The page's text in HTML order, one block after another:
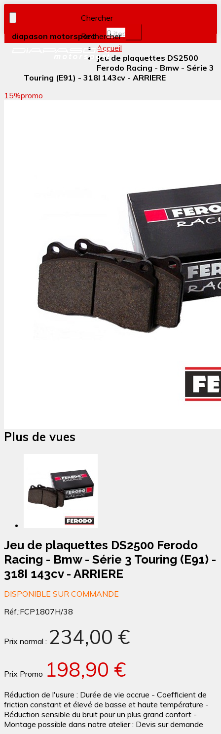
diapason motorsport
Chercher
Rechercher :
0item(s)
Accueil
Jeu de plaquettes DS2500
Ferodo Racing - Bmw - Série 3
Touring (E91) - 318I 143cv - ARRIERE
15%promo
Plus de vues
Jeu de plaquettes DS2500 Ferodo
Racing - Bmw - Série 3 Touring (E91) -
318I 143cv - ARRIERE
DISPONIBLE SUR COMMANDE
Réf.:FCP1807H/38
Prix normal : 234,00 €
Prix Promo 198,90 €
Réduction de l'usure : Durée de vie accrue - Coefficient de
friction constant et élevé de basse et haute température -
Réduction sensible du bruit pour un plus grand confort -
Montage possible dans notre atelier : Devis sur demande